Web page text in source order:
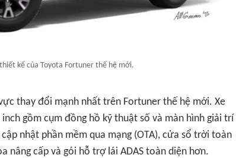
kế của Toyota Fortuner thế hệ mới.
thay đổi mạnh nhất trên Fortuner thế hệ mới. Xe
gồm cụm đồng hồ kỹ thuật số và màn hình giải trí
nhật phần mềm qua mạng (OTA), cửa sổ trời toàn
nâng cấp và gói hỗ trợ lái ADAS toàn diện hơn.